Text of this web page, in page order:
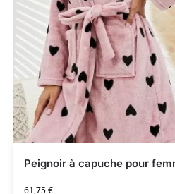
Peignoir à capuche pour
61,75€